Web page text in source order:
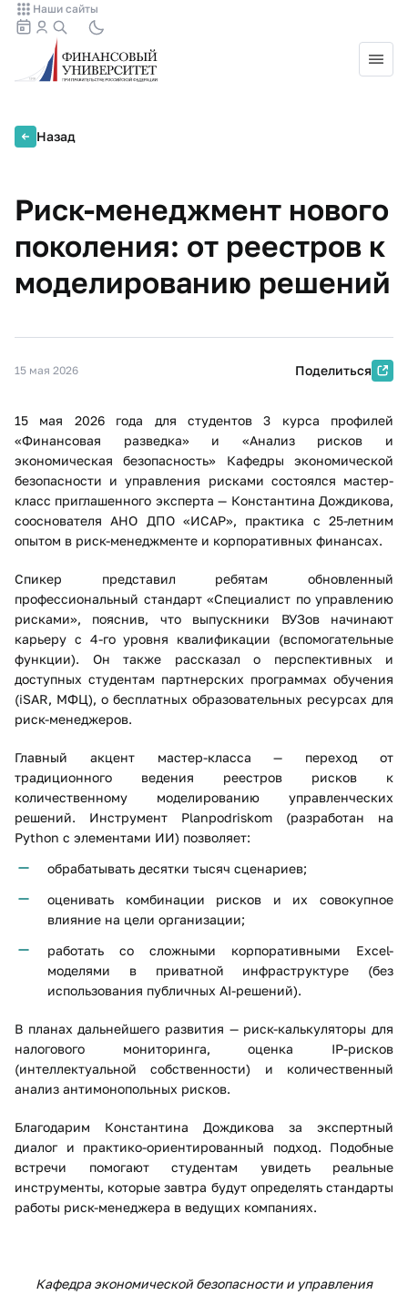
Наши сайты
Назад
Риск-менеджмент нового
поколения: от реестров к
моделированию решений
15 мая 2026 Поделиться
15 мая 2026 года для студентов 3 курса профилей
«Финансовая разведка» и «Анализ рисков и
экономическая безопасность» Кафедры экономической
безопасности и управления рисками состоялся мастер-
класс приглашенного эксперта — Константина Дождикова,
сооснователя АНО ДПО «ИСАР», практика с 25-летним
опытом в риск-менеджменте и корпоративных финансах.
Спикер представил ребятам обновленный
профессиональный стандарт «Специалист по управлению
рисками», пояснив, что выпускники ВУЗов начинают
карьеру с 4-го уровня квалификации (вспомогательные
функции). Он также рассказал о перспективных и
доступных студентам партнерских программах обучения
(iSAR, МФЦ), о бесплатных образовательных ресурсах для
риск-менеджеров.
Главный акцент мастер-класса — переход от
традиционного ведения реестров рисков к
количественному моделированию управленческих
решений. Инструмент Planpodriskom (разработан на
Python с элементами ИИ) позволяет:
обрабатывать десятки тысяч сценариев;
оценивать комбинации рисков и их совокупное
влияние на цели организации;
работать со сложными корпоративными Excel-
моделями в приватной инфраструктуре (без
использования публичных AI-решений).
В планах дальнейшего развития — риск-калькуляторы для
налогового мониторинга, оценка IP-рисков
(интеллектуальной собственности) и количественный
анализ антимонопольных рисков.
Благодарим Константина Дождикова за экспертный
диалог и практико-ориентированный подход. Подобные
встречи помогают студентам увидеть реальные
инструменты, которые завтра будут определять стандарты
работы риск-менеджера в ведущих компаниях.
Кафедра экономической безопасности и управления